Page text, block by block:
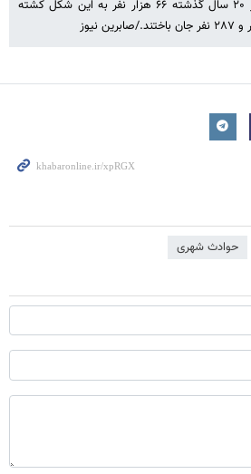
می‌شوند. فقط در مومبای، در ۲۰ سال گذشته ۶۶ هزار نفر به این شکل کشته
حوادث شهری